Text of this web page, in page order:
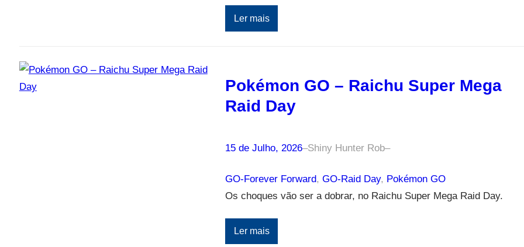
Ler mais
Pokémon GO – Raichu Super Mega
Raid Day
15 de Julho, 2026–Shiny Hunter Rob–
GO-Forever Forward, GO-Raid Day, Pokémon GO
Os choques vão ser a dobrar, no Raichu Super Mega Raid Day.
Ler mais